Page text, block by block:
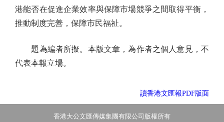
港能否在促進企業效率與保障市場競爭之間取得平衡，
推動制度完善，保障市民福祉。
題為編者所擬。本版文章，為作者之個人意見，不
代表本報立場。
讀香港文匯報PDF版面
香港大公文匯傳媒集團有限公司版權所有